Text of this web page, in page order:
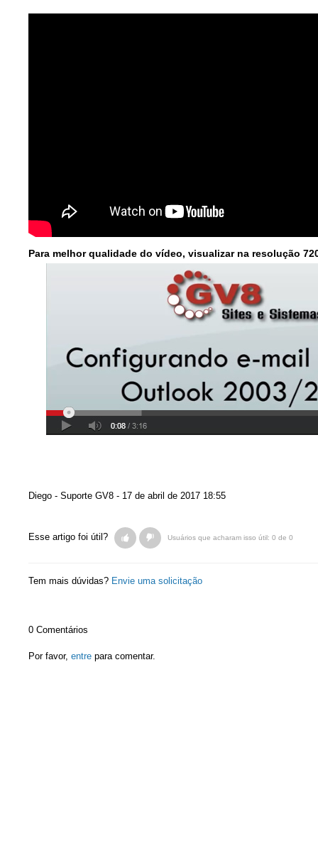
Para melhor qualidade do vídeo, visualizar na resolução
Diego - Suporte GV8 - 17 de abril de 2017 18:55
Esse artigo foi útil? Usuários que acharam isso útil: 0 de 0
Tem mais dúvidas? Envie uma solicitação
0 Comentários
Por favor, entre para comentar.